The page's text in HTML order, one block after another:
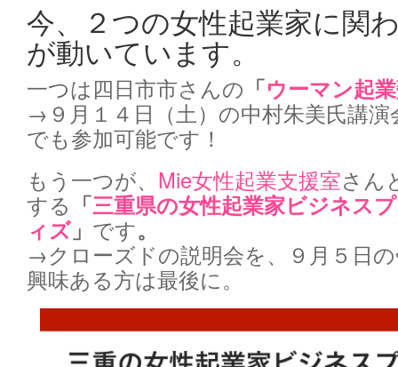
今、２つの女性起業家に関
が動いています。
一つは四日市市さんの 「ウーマン起
→９月１４日（土）の中村朱美氏講
でも参加可能です！
もう一つが、 Mie女性起業支援室さん
する 「三重県の女性起業家ビジネス
ィズ」 です。
→クローズドの説明会を、９月５日
興味ある方は最後に。